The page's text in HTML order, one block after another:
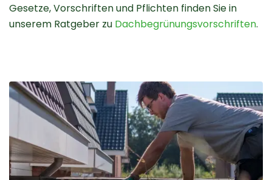
Gesetze, Vorschriften und Pflichten finden Sie in
unserem Ratgeber zu Dachbegrünungsvorschriften.